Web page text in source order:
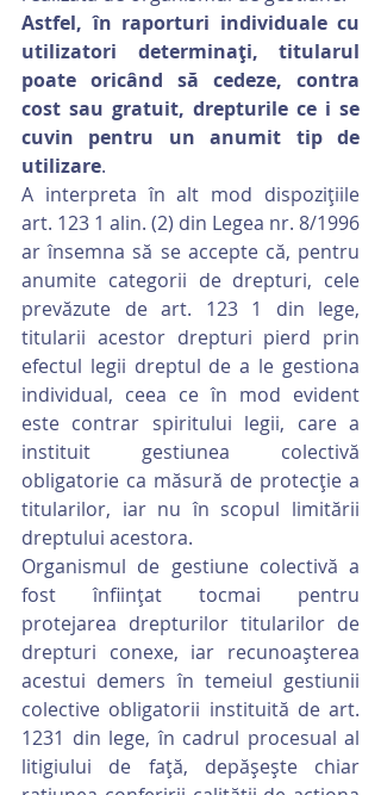
Astfel, în raporturi individuale cu
utilizatori determinaţi, titularul
poate oricând să cedeze, contra
cost sau gratuit, drepturile ce i se
cuvin pentru un anumit tip de
utilizare.
A interpreta în alt mod dispoziţiile
art. 123 1 alin. (2) din Legea nr. 8/1996
ar însemna să se accepte că, pentru
anumite categorii de drepturi, cele
prevăzute de art. 123 1 din lege,
titularii acestor drepturi pierd prin
efectul legii dreptul de a le gestiona
individual, ceea ce în mod evident
este contrar spiritului legii, care a
instituit gestiunea colectivă
obligatorie ca măsură de protecţie a
titularilor, iar nu în scopul limitării
dreptului acestora.
Organismul de gestiune colectivă a
fost înfiinţat tocmai pentru
protejarea drepturilor titularilor de
drepturi conexe, iar recunoaşterea
acestui demers în temeiul gestiunii
colective obligatorii instituită de art.
1231 din lege, în cadrul procesual al
litigiului de faţă, depăşeşte chiar